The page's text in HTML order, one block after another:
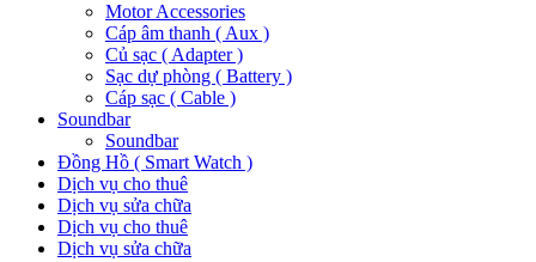
Motor Accessories
Cáp âm thanh ( Aux )
Củ sạc ( Adapter )
Sạc dự phòng ( Battery )
Cáp sạc ( Cable )
Soundbar
Soundbar
Đồng Hồ ( Smart Watch )
Dịch vụ cho thuê
Dịch vụ sửa chữa
Dịch vụ cho thuê
Dịch vụ sửa chữa